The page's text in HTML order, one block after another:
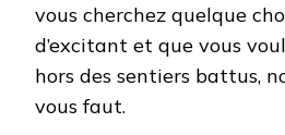
vous cherchez quelque
d’excitant et que vous
hors des sentiers battus,
vous faut.